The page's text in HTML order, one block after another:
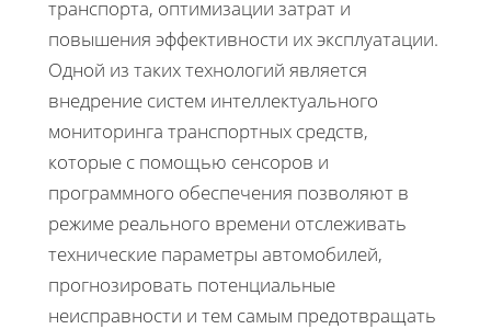
транспорта, оптимизации затрат и
повышения эффективности их эксплуатации.
Одной из таких технологий является
внедрение систем интеллектуального
мониторинга транспортных средств,
которые с помощью сенсоров и
программного обеспечения позволяют в
режиме реального времени отслеживать
технические параметры автомобилей,
прогнозировать потенциальные
неисправности и тем самым предотвращать